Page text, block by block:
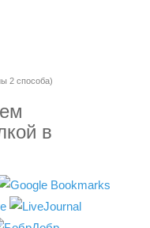
2 способа)
в